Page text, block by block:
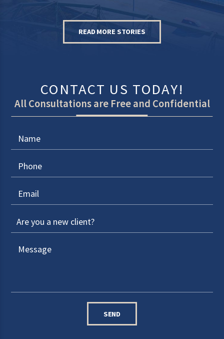
READ MORE STORIES
CONTACT US TODAY!
All Consultations are Free and Confidential
SEND